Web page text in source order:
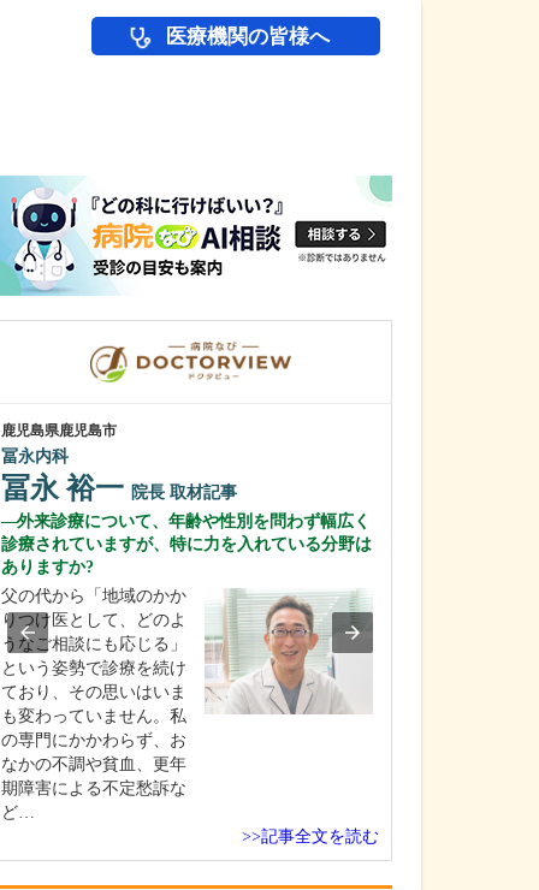
医療機関の皆様へ
鹿児島県鹿児島市
冨永内科
冨永 裕一 院長 取材記事
外来診療について、年齢や性別を問わず幅広く
診療されていますが、特に力を入れている分野は
ありますか?
父の代から「地域のかか
りつけ医として、どのよ
うなご相談にも応じる」
という姿勢で診療を続け
ており、その思いはいま
も変わっていません。私
の専門にかかわらず、お
なかの不調や貧血、更年
期障害による不定愁訴な
ど…
>>記事全文を読む